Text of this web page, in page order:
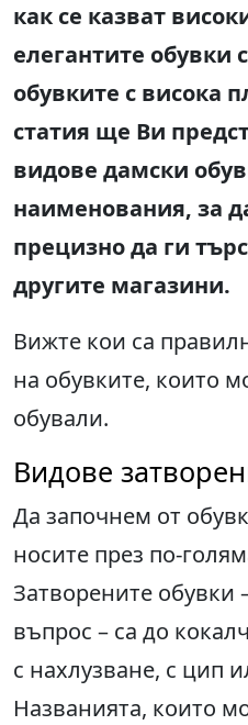
как се казват
елегантите обувки
обувките с висока
статия ще Ви
видове дамски
наименования, за
прецизно да ги
другите магазини.
Вижте кои са
на обувките, които
обували.
Видове
Да започнем от
носите през по-
Затворените обувки
въпрос – са до
с нахлузване, с цип
Названията, които